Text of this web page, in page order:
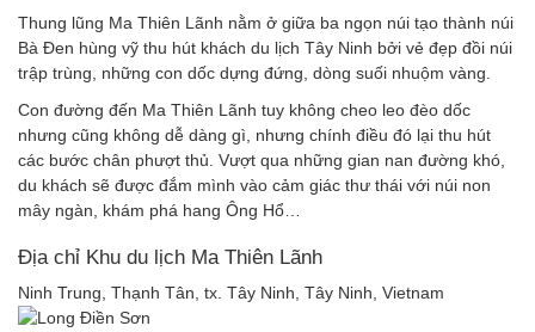
Thung lũng Ma Thiên Lãnh nằm ở giữa ba ngọn núi tạo thành núi
Bà Đen hùng vỹ thu hút khách du lịch Tây Ninh bởi vẻ đẹp đồi núi
trập trùng, những con dốc dựng đứng, dòng suối nhuộm vàng.
Con đường đến Ma Thiên Lãnh tuy không cheo leo đèo dốc
nhưng cũng không dễ dàng gì, nhưng chính điều đó lại thu hút
các bước chân phượt thủ. Vượt qua những gian nan đường khó,
du khách sẽ được đắm mình vào cảm giác thư thái với núi non
mây ngàn, khám phá hang Ông Hổ…
Địa chỉ Khu du lịch Ma Thiên Lãnh
Ninh Trung, Thạnh Tân, tx. Tây Ninh, Tây Ninh, Vietnam